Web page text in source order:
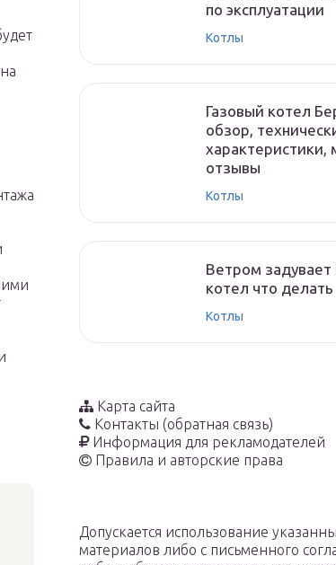
по эксплуатации
Котлы
Газовый котел
обзор,
характеристики,
отзывы
Котлы
Ветром задувает
котел что делать
Котлы
Карта сайта
Контакты (обратная связь)
Информация для рекламодателей
Правила и авторские права
Допускается использование
материалов либо с письменного